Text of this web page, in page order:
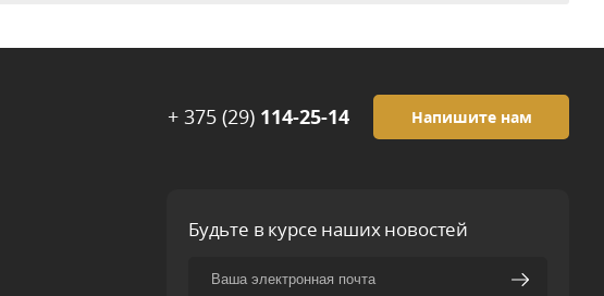
+ 375 (29) 114-25-14 Напишите нам
Будьте в курсе наших новостей